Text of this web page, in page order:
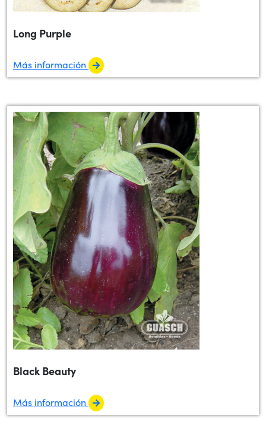
Long Purple
Más información
Black Beauty
Más información